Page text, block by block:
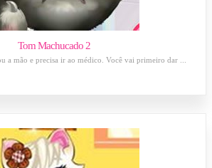
Tom Machucado 2
a mão e precisa ir ao médico. Você vai primeiro dar ...